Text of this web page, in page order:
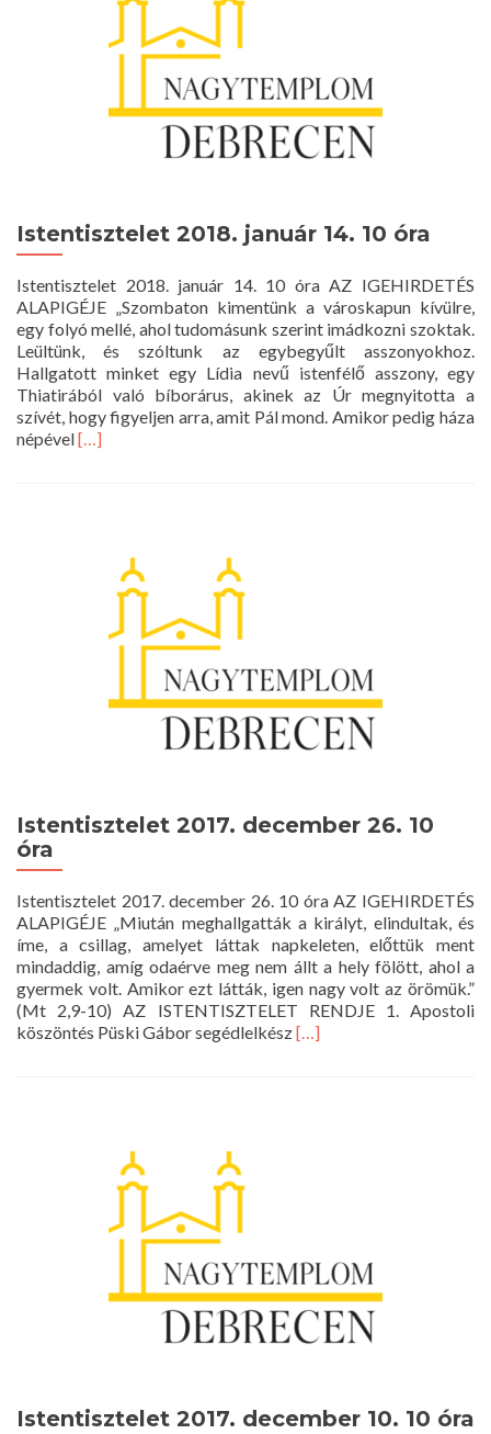
Istentisztelet 2018. január 14. 10 óra
Istentisztelet 2018. január 14. 10 óra AZ IGEHIRDETÉS
ALAPIGÉJE „Szombaton kimentünk a városkapun kívülre,
egy folyó mellé, ahol tudomásunk szerint imádkozni szoktak.
Leültünk, és szóltunk az egybegyűlt asszonyokhoz.
Hallgatott minket egy Lídia nevű istenfélő asszony, egy
Thiatirából való bíborárus, akinek az Úr megnyitotta a
szívét, hogy figyeljen arra, amit Pál mond. Amikor pedig háza
népévelRead
[…]
Istentisztelet 2017. december 26. 10
óra
Istentisztelet 2017. december 26. 10 óra AZ IGEHIRDETÉS
ALAPIGÉJE „Miután meghallgatták a királyt, elindultak, és
íme, a csillag, amelyet láttak napkeleten, előttük ment
mindaddig, amíg odaérve meg nem állt a hely fölött, ahol a
gyermek volt. Amikor ezt látták, igen nagy volt az örömük.”
(Mt 2,9-10) AZ ISTENTISZTELET RENDJE 1. Apostoli
köszöntés Püski Gábor segédlelkészRead
[…]
Istentisztelet 2017. december 10. 10 óra